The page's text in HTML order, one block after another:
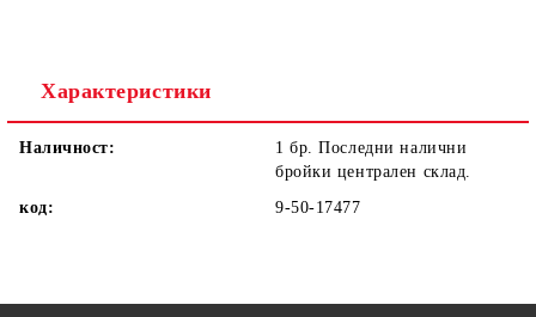
Характеристики
Наличност:
1 бр. Последни налични
бройки централен склад.
код:
9-50-17477